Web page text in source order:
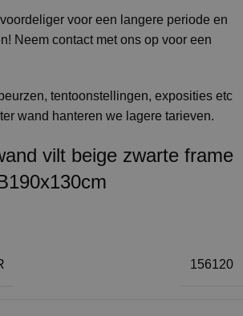
voor een langere periode en
Neem contact met ons op voor een
tentoonstellingen, exposities etc
wand hanteren we lagere tarieven.
vilt beige zwarte frame
156120